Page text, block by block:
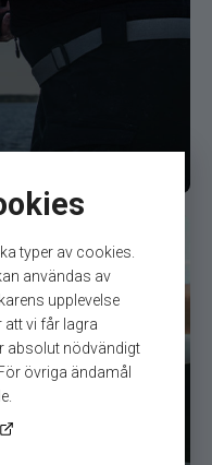
typer av cookies.
användas av
upplevelse
att vi får lagra
absolut nödvändigt
övriga ändamål